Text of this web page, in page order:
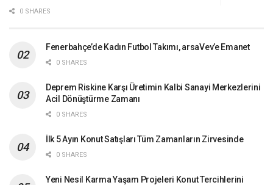
0 SHARES
Fenerbahçe’de Kadın Futbol Takımı, arsaVev’e Emanet
0 SHARES
Deprem Riskine Karşı Üretimin Kalbi Sanayi Merkezlerini
Acil Dönüştürme Zamanı
0 SHARES
İlk 5 Ayın Konut Satışları Tüm Zamanların Zirvesinde
0 SHARES
Yeni Nesil Karma Yaşam Projeleri Konut Tercihlerini